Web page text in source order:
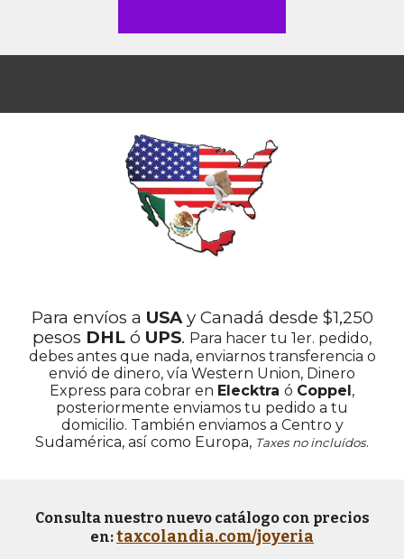
Para envíos a USAy Canadá desde $1,250
pesos DHL ó UPS. Para hacer tu 1er. pedido,
debes antes que nada, enviarnos transferencia o
envió de dinero, vía Western Union, Dinero
Express para cobrar en Elecktra ó Coppel,
posteriormente enviamos tu pedido a tu
domicilio. También enviamos a Centro y
Sudamérica, así como Europa, Taxes no incluídos.
Consulta nuestro nuevo catálogo con precios
en:taxcolandia.com/joyeria